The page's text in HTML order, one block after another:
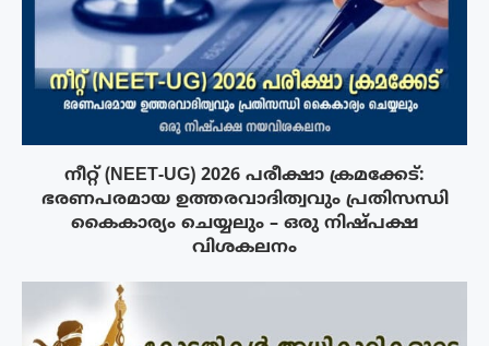
നീറ്റ് (NEET-UG) 2026 പരീക്ഷാ ക്രമക്കേട്:
ഭരണപരമായ ഉത്തരവാദിത്വവും പ്രതിസന്ധി
കൈകാര്യം ചെയ്യലും – ഒരു നിഷ്പക്ഷ
വിശകലനം